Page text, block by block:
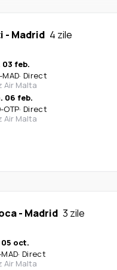
- Madrid 4 zile
03 feb.
MAD· Direct
Air Malta
06 feb.
-OTP· Direct
Air Malta
- Madrid 3 zile
oct.
MAD· Direct
Air Malta